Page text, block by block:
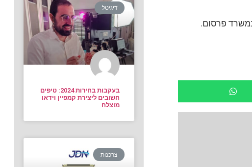
פרסום.
דיגיטל
בעקבות בחירות 2024: טיפים
חשובים ליצירת קמפיין וידאו
מוצלח
צרכנות